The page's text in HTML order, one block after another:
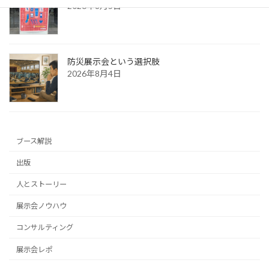
2026年8月5日
防災展示会という選択肢
2026年8月4日
ブース解説
出版
人とストーリー
展示会ノウハウ
コンサルティング
展示会レポ